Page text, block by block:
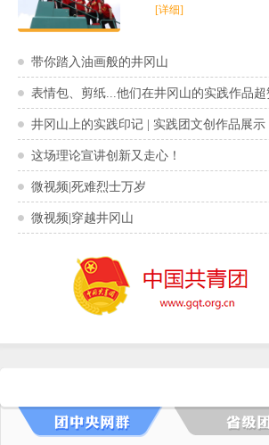
[详细]
带你踏入油画般的井冈山
表情包、剪纸...他们在井冈山的实践作品超
井冈山上的实践印记 | 实践团文创作品展示
这场理论宣讲创新又走心！
微视频|死难烈士万岁
微视频|穿越井冈山